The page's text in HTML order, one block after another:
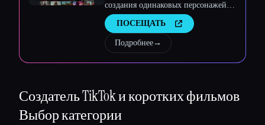
создания одинаковых персонажей,
рабочих процессов и видео
ПОСЕЩАТЬ
Подробнее→
Создатель TikTok и коротких фильмов
Выбор категории